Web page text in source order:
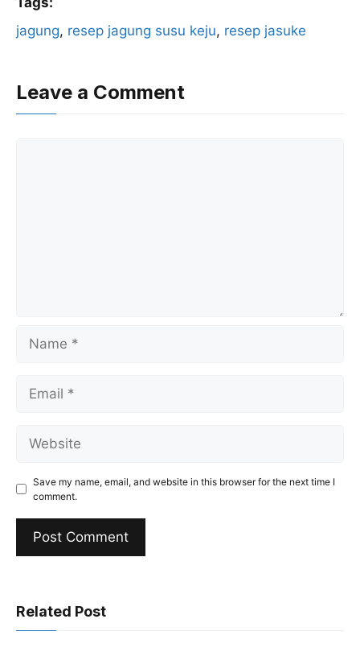
c
e
o
o
er l
s
p
p
jagung, resep jagung susu keju, resep jasuke
Leave a Comment
Save my name, email, and website in this browser for the next time I
comment.
Related Post